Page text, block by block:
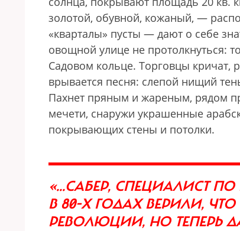
золотой, обувной, кожаный, —
«кварталы» пусты — дают о себе
овощной улице не протолкнуться:
Садовом кольце. Торговцы кричат,
врывается песня: слепой нищий
Пахнет пряным и жареным, рядом
мечети, снаружи украшенные
покрывающих стены и потолки.
«...САБЕР, СПЕЦИАЛИСТ
В 80-Х ГОДАХ ВЕРИЛИ,
РЕВОЛЮЦИИ, НО ТЕПЕРЬ